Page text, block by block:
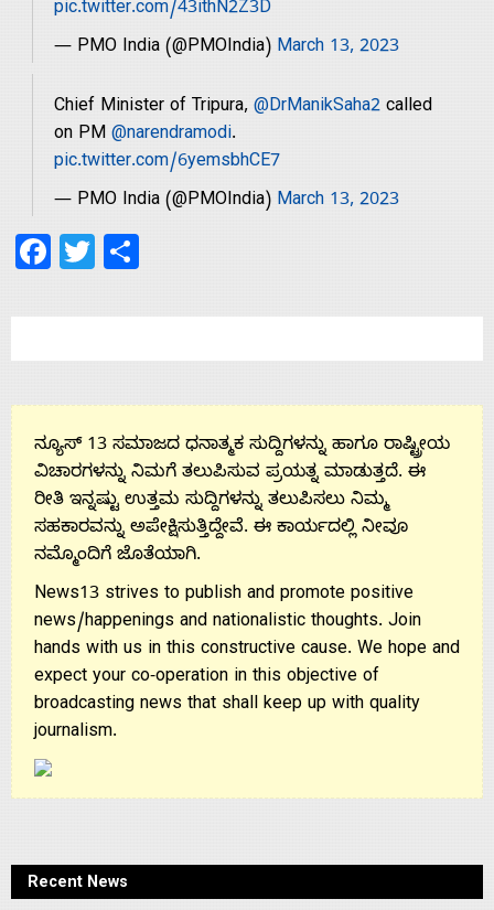
Us
pic.twitter.com/43ithN2Z3D
— PMO India (@PMOIndia) March 13, 2023
Chief Minister of Tripura,@DrManikSaha2 called
on PM@narendramodi.
pic.twitter.com/6yemsbhCE7
— PMO India (@PMOIndia) March 13, 2023
Facebook
Twitter
ನ್ಯೂಸ್ 13 ಸಮಾಜದ ಧನಾತ್ಮಕ ಸುದ್ದಿಗಳನ್ನು ಹಾಗೂ ರಾಷ್ಟ್ರೀಯ
ವಿಚಾರಗಳನ್ನು ನಿಮಗೆ ತಲುಪಿಸುವ ಪ್ರಯತ್ನ ಮಾಡುತ್ತದೆ. ಈ
ರೀತಿ ಇನ್ನಷ್ಟು ಉತ್ತಮ ಸುದ್ದಿಗಳನ್ನು ತಲುಪಿಸಲು ನಿಮ್ಮ
ಸಹಕಾರವನ್ನು ಅಪೇಕ್ಷಿಸುತ್ತಿದ್ದೇವೆ. ಈ ಕಾರ್ಯದಲ್ಲಿ ನೀವೂ
ನಮ್ಮೊಂದಿಗೆ ಜೊತೆಯಾಗಿ.
News13 strives to publish and promote positive
news/happenings and nationalistic thoughts. Join
hands with us in this constructive cause. We hope and
expect your co-operation in this objective of
broadcasting news that shall keep up with quality
journalism.
Recent News